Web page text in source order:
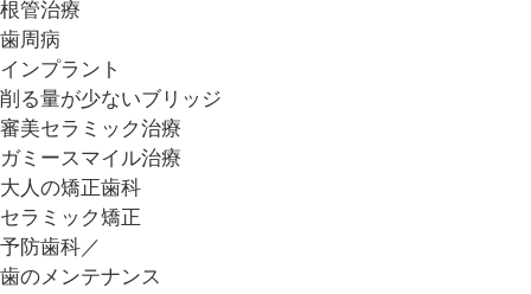
根管治療
歯周病
インプラント
削る量が少ないブリッジ
審美セラミック治療
ガミースマイル治療
大人の矯正歯科
セラミック矯正
予防歯科／
歯のメンテナンス